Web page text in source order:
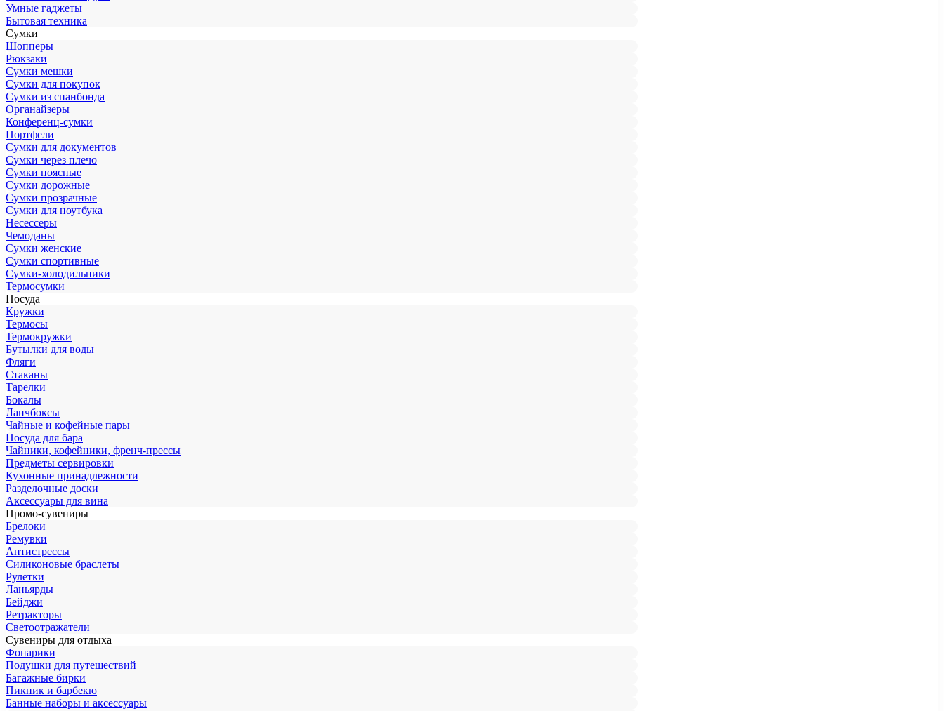
Умные гаджеты
Бытовая техника
Сумки
Шопперы
Рюкзаки
Сумки мешки
Сумки для покупок
Сумки из спанбонда
Органайзеры
Конференц-сумки
Портфели
Сумки для документов
Сумки через плечо
Сумки поясные
Сумки дорожные
Сумки прозрачные
Сумки для ноутбука
Несессеры
Чемоданы
Сумки женские
Сумки спортивные
Сумки-холодильники
Термосумки
Посуда
Кружки
Термосы
Термокружки
Бутылки для воды
Фляги
Стаканы
Тарелки
Бокалы
Ланчбоксы
Чайные и кофейные пары
Посуда для бара
Чайники, кофейники, френч-прессы
Предметы сервировки
Кухонные принадлежности
Разделочные доски
Аксессуары для вина
Промо-сувениры
Брелоки
Ремувки
Антистрессы
Силиконовые браслеты
Рулетки
Ланьярды
Бейджи
Ретракторы
Светоотражатели
Сувениры для отдыха
Фонарики
Подушки для путешествий
Багажные бирки
Пикник и барбекю
Банные наборы и аксессуары